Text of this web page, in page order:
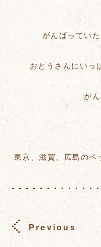
がんばってい
おとうさんにいっ
が
東京、滋賀、広島のペ
Previous